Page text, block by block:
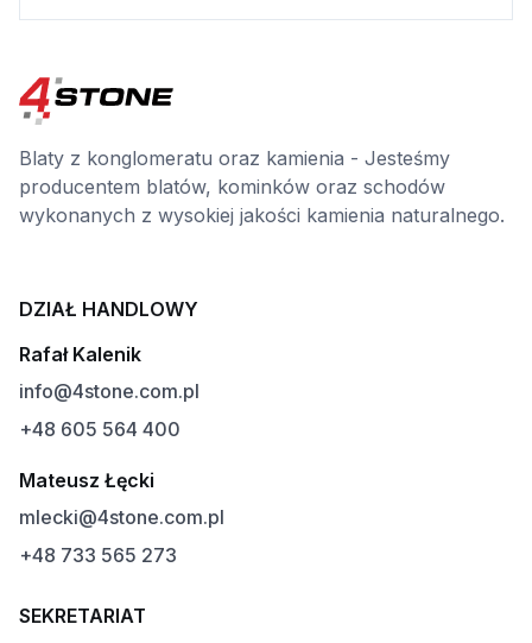
Blaty z konglomeratu oraz kamienia - Jesteśmy
producentem blatów, kominków oraz schodów
wykonanych z wysokiej jakości kamienia naturalnego.
DZIAŁ HANDLOWY
Rafał Kalenik
info@4stone.com.pl
+48 605 564 400
Mateusz Łęcki
mlecki@4stone.com.pl
+48 733 565 273
SEKRETARIAT